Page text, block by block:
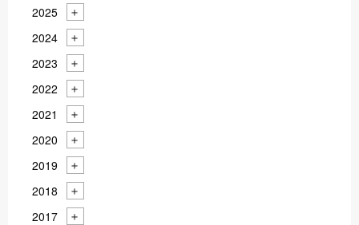
2025
2024
2023
2022
2021
2020
2019
2018
2017